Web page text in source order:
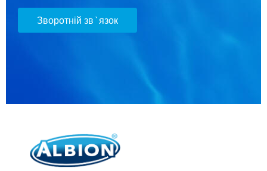
Зворотній зв`язок